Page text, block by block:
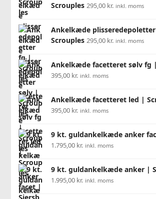
Scrouples 295,00 kr. inkl. moms
Ankelkæde
Scrouples 295,00 kr. inkl. moms
Ankelkæde facetteret sølv fg
395,00 kr. inkl. moms
Ankelkæde facetteret led |
395,00 kr. inkl. moms
9 kt. guldankelkæde anker
1.795,00 kr. inkl. moms
9 kt. guldankelkæde anker |
1.995,00 kr. inkl. moms